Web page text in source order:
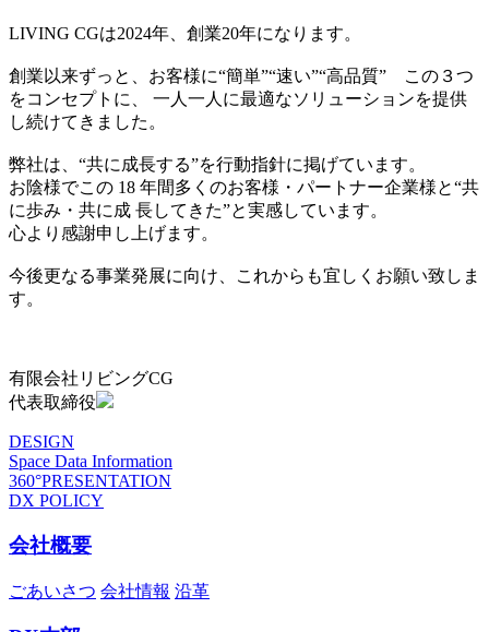
LIVING CGは2024年、創業20年になります。
創業以来ずっと、お客様に“簡単”“速い”“高品質” この３つ
をコンセプトに、 一人一人に最適なソリューションを提供
し続けてきました。
弊社は、“共に成長する”を行動指針に掲げています。
お陰様でこの 18 年間多くのお客様・パートナー企業様と“共
に歩み・共に成 長してきた”と実感しています。
心より感謝申し上げます。
今後更なる事業発展に向け、これからも宜しくお願い致しま
す。
有限会社リビングCG
代表取締役
DESIGN
Space Data Information
360°PRESENTATION
DX POLICY
会社概要
ごあいさつ 会社情報 沿革